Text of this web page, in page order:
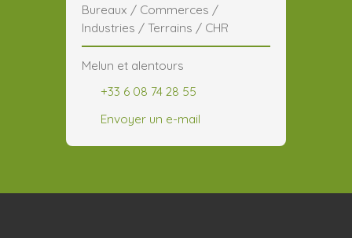
Bureaux / Commerces /
Industries / Terrains / CHR
Melun et alentours
+33 6 08 74 28 55
Envoyer un e-mail